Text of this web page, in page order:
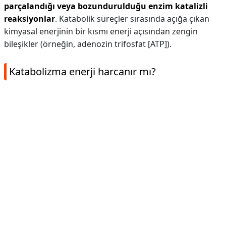
parçalandığı veya bozundurulduğu enzim katalizli
reaksiyonlar. Katabolik süreçler sırasında açığa çıkan
kimyasal enerjinin bir kısmı enerji açısından zengin
bileşikler (örneğin, adenozin trifosfat [ATP]).
Katabolizma enerji harcanır mı?